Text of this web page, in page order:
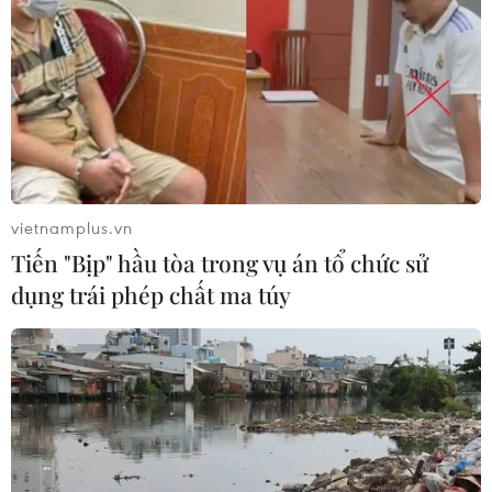
- bản sắc cửa biển và chiều sâu văn
hóa
07/08/2026 03:08
Chiến dịch 500 ngày đêm: Lặng
thầm viết tiếp hành trình trở về của
các liệt sỹ
07/08/2026 03:04
Lào Cai khẩn trương tìm kiếm 2
người mất tích do mưa lũ
07/08/2026 03:04
Hà Nội cảnh báo về việc sử dụng tế
vietnamplus.vn
Tiến "Bịp" hầu tòa trong vụ án tổ chức sử
dụng trái phép chất ma túy